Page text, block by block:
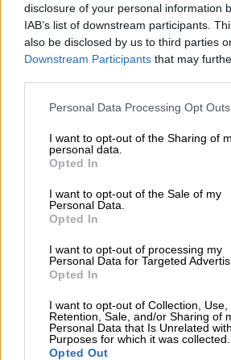
disclosure of your personal information
IAB’s list of downstream participants.
also be disclosed by us to third parties
Downstream Participants that may
Please note that this website/app uses
not limited to your visit or usage
grant or deny consent to Google and its
use your data for below specified
consent section.
Personal Data Processing Opt Outs
I want to opt-out of the Sharing of
personal data.
Opted In
I want to opt-out of the Sale of my
Personal Data.
Opted In
I want to opt-out of processing my
Personal Data for Targeted
Opted In
I want to opt-out of Collection, Use,
Retention, Sale, and/or Sharing of
Personal Data that Is Unrelated
Purposes for which it was collected.
Opted Out
Πολιτική 02.03.2026 22:51
Κατατέθηκαν προς
οι συμβάσεις με τις
για τους υδρογονάνθρακες
Στη Βουλή οι συμβάσεις
έρευνα και εκμετάλλευση